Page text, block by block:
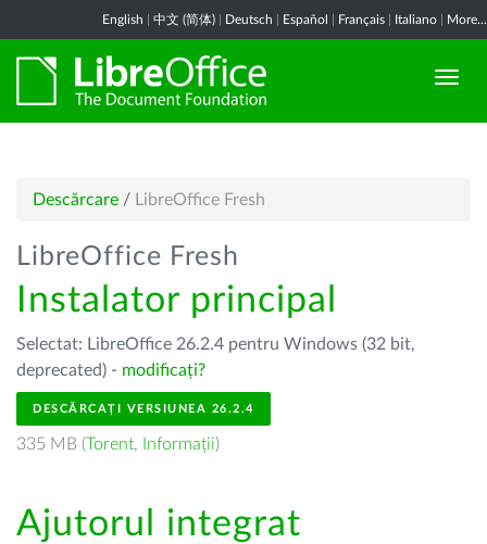
English 中文 (简体) Deutsch Español Français Italiano More...
Descărcare / LibreOffice Fresh
LibreOffice Fresh
Instalator principal
Selectat: LibreOffice 26.2.4 pentru Windows (32 bit,
deprecated) - modificați?
DESCĂRCAȚI VERSIUNEA 26.2.4
335 MB (Torent, Informații)
Ajutorul integrat